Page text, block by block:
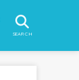
SEARCH